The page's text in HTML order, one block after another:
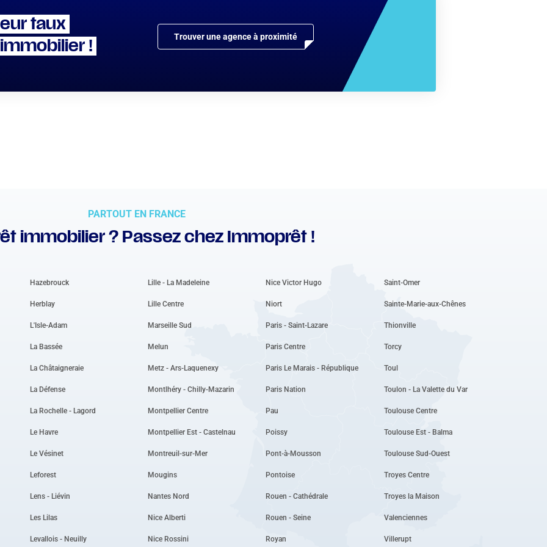
taux
!
Trouver une agence à proximité
PARTOUT EN FRANCE
immobilier ? Passez chez Immoprêt !
Hazebrouck
Herblay
L'Isle-Adam
La Bassée
La Châtaigneraie
La Défense
La Rochelle - Lagord
Le Havre
Le Vésinet
Leforest
Lens - Liévin
Les Lilas
Levallois - Neuilly
Lille - La Madeleine
Lille Centre
Marseille Sud
Melun
Metz - Ars-Laquenexy
Montlhéry - Chilly-Mazarin
Montpellier Centre
Montpellier Est - Castelnau
Montreuil-sur-Mer
Mougins
Nantes Nord
Nice Alberti
Nice Rossini
Nice Victor Hugo
Niort
Paris - Saint-Lazare
Paris Centre
Paris Le Marais - République
Paris Nation
Pau
Poissy
Pont-à-Mousson
Pontoise
Rouen - Cathédrale
Rouen - Seine
Royan
Saint-Omer
Sainte-Marie-aux-Chênes
Thionville
Torcy
Toul
Toulon - La Valette du Var
Toulouse Centre
Toulouse Est - Balma
Toulouse Sud-Ouest
Troyes Centre
Troyes la Maison
Valenciennes
Villerupt